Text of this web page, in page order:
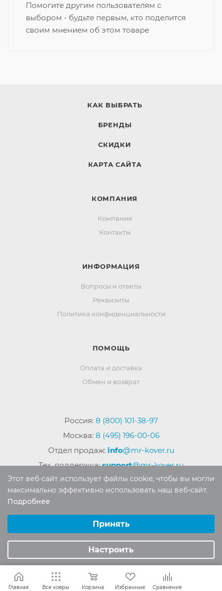
Помогите другим пользователям с
выбором - будьте первым, кто поделится
своим мнением об этом товаре
КАК ВЫБРАТЬ
БРЕНДЫ
СКИДКИ
КАРТА САЙТА
КОМПАНИЯ
Компания
Контакты
ИНФОРМАЦИЯ
Вопросы и ответы
Реквизиты
Политика конфиденциальности
ПОМОЩЬ
Оплата и доставка
Обмен и возврат
Россия: 8 (800) 101-38-97
Москва: 8 (495) 196-00-06
Отдел продаж: info@mr-kover.ru
Тех. поддержка:support@mr-kover.ru
Авторские права защищены. Воспроизведение
материалов сайта без письменного разрешения
запрещено.
Главная Все ковры Корзина Избранные Сравнение
Этот веб-сайт использует файлы cookie, чтобы вы могли
максимально эффективно использовать наш веб-сайт.
Подробнее
Аналитические/Функциональные
Принять
Настроить